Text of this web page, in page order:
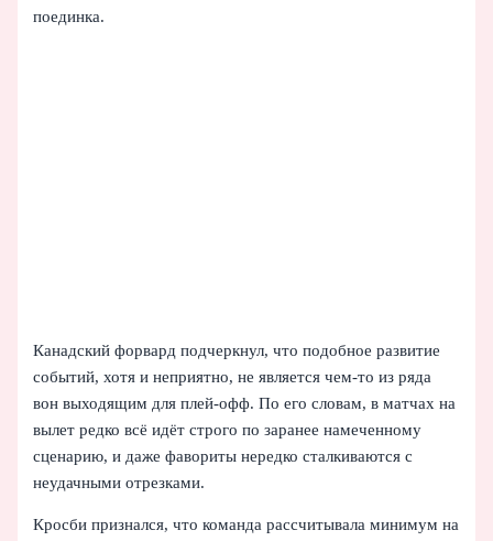
поединка.
Канадский форвард подчеркнул, что подобное развитие
событий, хотя и неприятно, не является чем-то из ряда
вон выходящим для плей-офф. По его словам, в матчах на
вылет редко всё идёт строго по заранее намеченному
сценарию, и даже фавориты нередко сталкиваются с
неудачными отрезками.
Кросби признался, что команда рассчитывала минимум на